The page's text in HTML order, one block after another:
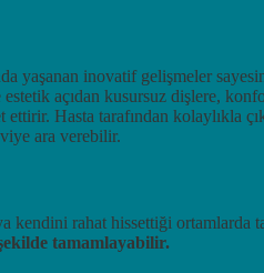
yaşanan inovatif gelişmeler
açıdan kusursuz dişlere,
Hasta tarafından kolaylıkla
ara verebilir.
kendini rahat hissettiği
tamamlayabilir.